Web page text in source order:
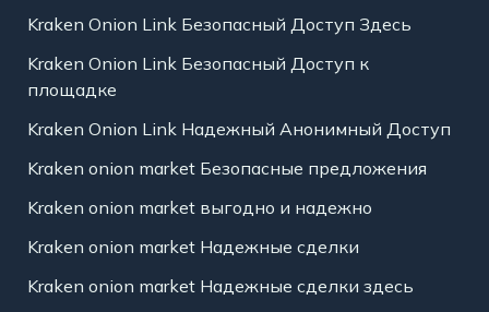
Kraken Onion Link Безопасный Доступ Здесь
Kraken Onion Link Безопасный Доступ к
площадке
Kraken Onion Link Надежный Анонимный Доступ
Kraken onion market Безопасные предложения
Kraken onion market выгодно и надежно
Kraken onion market Надежные сделки
Kraken onion market Надежные сделки здесь